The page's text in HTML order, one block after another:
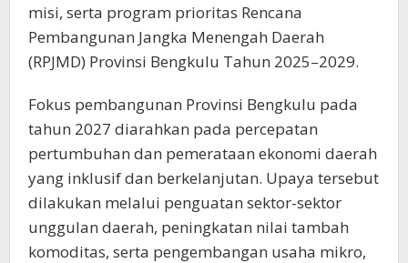
misi, serta program prioritas Rencana
Pembangunan Jangka Menengah Daerah
(RPJMD) Provinsi Bengkulu Tahun 2025–2029.
Fokus pembangunan Provinsi Bengkulu pada
tahun 2027 diarahkan pada percepatan
pertumbuhan dan pemerataan ekonomi daerah
yang inklusif dan berkelanjutan. Upaya tersebut
dilakukan melalui penguatan sektor-sektor
unggulan daerah, peningkatan nilai tambah
komoditas, serta pengembangan usaha mikro,